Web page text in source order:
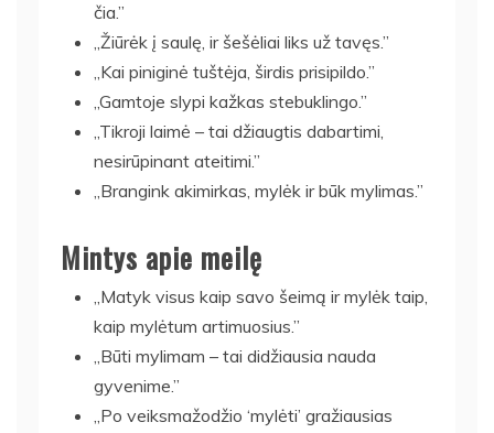
čia.”
„Žiūrėk į saulę, ir šešėliai liks už tavęs.”
„Kai piniginė tuštėja, širdis prisipildo.”
„Gamtoje slypi kažkas stebuklingo.”
„Tikroji laimė – tai džiaugtis dabartimi,
nesirūpinant ateitimi.”
„Brangink akimirkas, mylėk ir būk mylimas.”
Mintys apie meilę
„Matyk visus kaip savo šeimą ir mylėk taip,
kaip mylėtum artimuosius.”
„Būti mylimam – tai didžiausia nauda
gyvenime.”
„Po veiksmažodžio ‘mylėti’ gražiausias